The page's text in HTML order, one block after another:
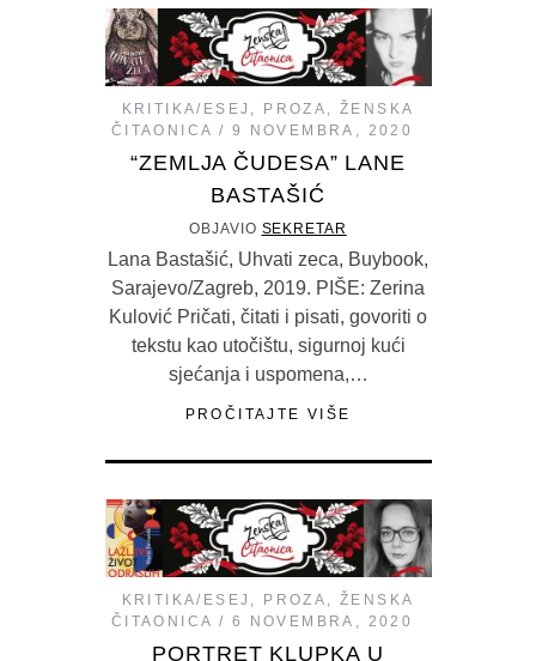
KRITIKA/ESEJ , PROZA ,ŽENSKA
ČITAONICA
9 NOVEMBRA, 2020
“ZEMLJA ČUDESA” LANE
BASTAŠIĆ
OBJAVIO SEKRETAR
Lana Bastašić, Uhvati zeca, Buybook,
Sarajevo/Zagreb, 2019. PIŠE: Zerina
Kulović Pričati, čitati i pisati, govoriti o
tekstu kao utočištu, sigurnoj kući
sjećanja i uspomena,…
PROČITAJTE VIŠE
KRITIKA/ESEJ , PROZA ,ŽENSKA
ČITAONICA
6 NOVEMBRA, 2020
PORTRET KLUPKA U